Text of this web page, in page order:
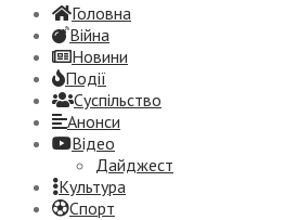
Головна
Війна
Новини
Події
Суспiльство
Анонси
Відео
Дайджест
Культура
Спорт